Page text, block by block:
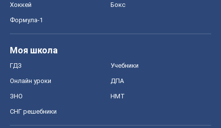
Хоккей Бокс
Формула-1
Моя школа
ГДЗ Учебники
Онлайн уроки ДПА
ЗНО НМТ
СНГ решебники